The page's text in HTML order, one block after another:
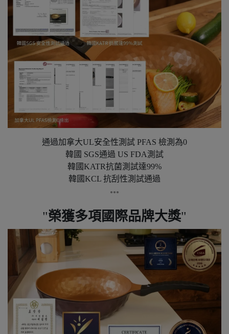
通過加拿大UL安全性測試 PFAS 檢測為0
韓國 SGS通過 US FDA測試
韓國KATR抗菌測試達99%
韓國KCL 抗刮性測試通過
●●●
榮獲多項國際品牌大獎